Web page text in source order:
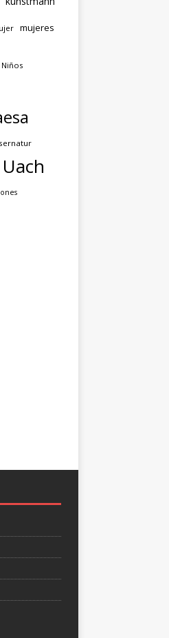
mujeres
Niños
sernatur
Uach